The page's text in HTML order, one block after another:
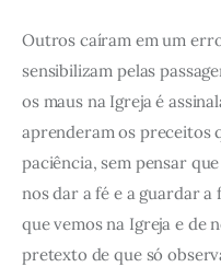
Outros caíram em um
sensibilizam pelas
os maus na Igreja é
aprenderam os preceitos
paciência, sem pensar
nos dar a fé e a guardar a
que vemos na Igreja e de
pretexto de que só